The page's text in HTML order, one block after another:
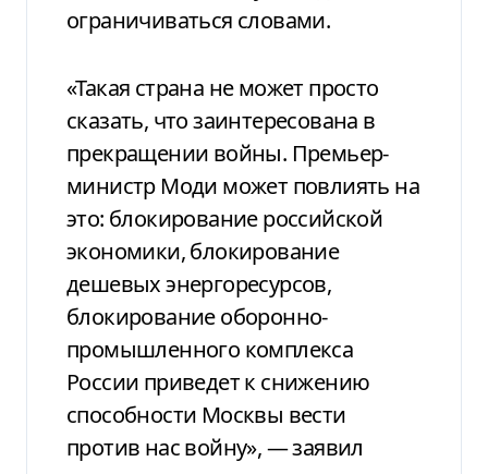
ограничиваться словами.
«Такая страна не может просто
сказать, что заинтересована в
прекращении войны. Премьер-
министр Моди может повлиять на
это: блокирование российской
экономики, блокирование
дешевых энергоресурсов,
блокирование оборонно-
промышленного комплекса
России приведет к снижению
способности Москвы вести
против нас войну», — заявил